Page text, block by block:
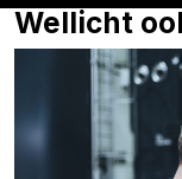
Wellicht